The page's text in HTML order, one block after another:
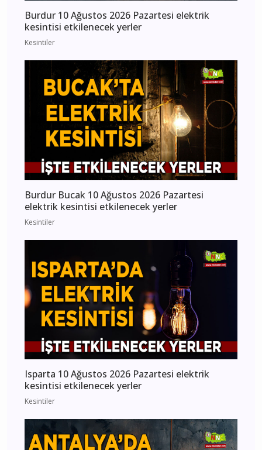
Burdur 10 Ağustos 2026 Pazartesi elektrik
kesintisi etkilenecek yerler
Kesintiler
Burdur Bucak 10 Ağustos 2026 Pazartesi
elektrik kesintisi etkilenecek yerler
Kesintiler
Isparta 10 Ağustos 2026 Pazartesi elektrik
kesintisi etkilenecek yerler
Kesintiler